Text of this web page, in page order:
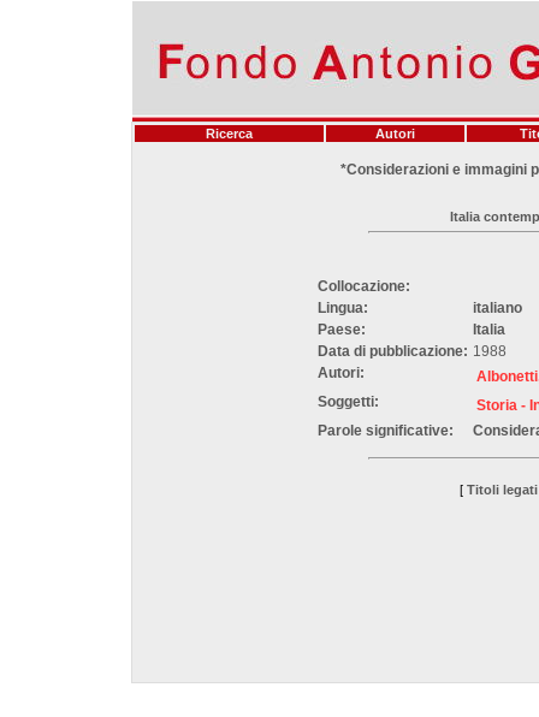
Ricerca Autori
*Considerazioni e immagini
Italia
Collocazione:
Lingua:
italiano
Paese:
Italia
Data di pubblicazione: 1988
Autori:
Soggetti:
Storia -
Parole significative:
[ Titoli legati